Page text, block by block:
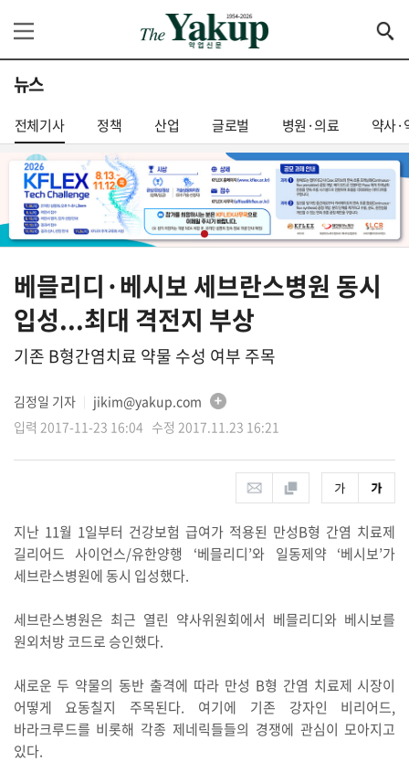
뉴스
전체기사 정책 산업 글로벌 병원·의료 약사·
베믈리디·베시보 세브란스병원 동시
입성...최대 격전지 부상
기존 B형간염치료 약물 수성 여부 주목
김정일 기자
jikim@yakup.com
입력 2017-11-23 16:04 수정 2017.11.23 16:21
지난 11월 1일부터 건강보험 급여가 적용된 만성B형 간염 치료제
길리어드 사이언스/유한양행 ‘베믈리디’와 일동제약 ‘베시보’가
세브란스병원에 동시 입성했다.
세브란스병원은 최근 열린 약사위원회에서 베믈리디와 베시보를
원외처방 코드로 승인했다.
새로운 두 약물의 동반 출격에 따라 만성 B형 간염 치료제 시장이
어떻게 요동칠지 주목된다. 여기에 기존 강자인 비리어드,
바라크루드를 비롯해 각종 제네릭들들의 경쟁에 관심이 모아지고
있다.